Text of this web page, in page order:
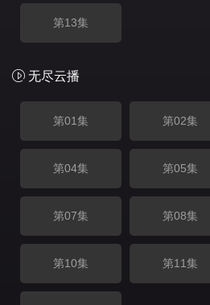
第13集
无尽云播
第01集 第02集
第04集 第05集
第07集 第08集
第10集 第11集